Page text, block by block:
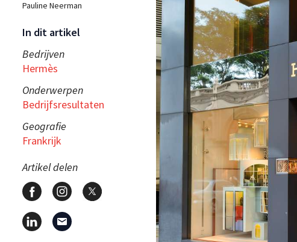
Pauline Neerman
In dit artikel
Bedrijven
Hermès
Onderwerpen
Bedrijfsresultaten
Geografie
Frankrijk
Artikel delen